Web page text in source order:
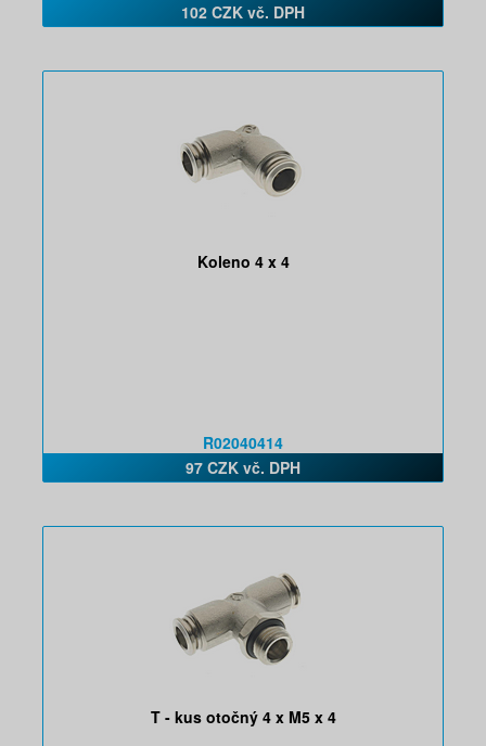
102 CZK vč. DPH
Koleno 4 x 4
R02040414
97 CZK vč. DPH
T - kus otočný 4 x M5 x 4